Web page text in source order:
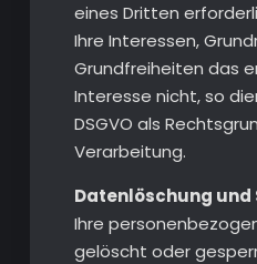
eines Dritten
Ihre Interessen,
Grundfreiheiten das
Interesse nicht, so
DSGVO als
Verarbeitung.
Datenlöschung
Ihre
gelöscht oder